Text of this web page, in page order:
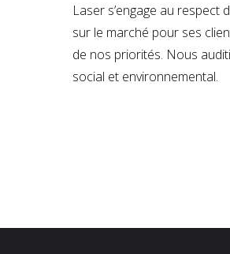
Laser s’engage au respect
sur le marché pour ses
de nos priorités. Nous
social et environnemental.